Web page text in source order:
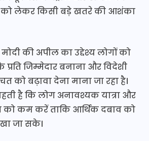
को लेकर किसी बड़े खतरे की आशंका
मोदी की अपील का उद्देश्य लोगों को
जिम्मेदार बनाना और विदेशी
को बढ़ावा देना माना जा रहा है।
है कि लोग अनावश्यक यात्रा और
कम करें ताकि आर्थिक दबाव को
जा सके।